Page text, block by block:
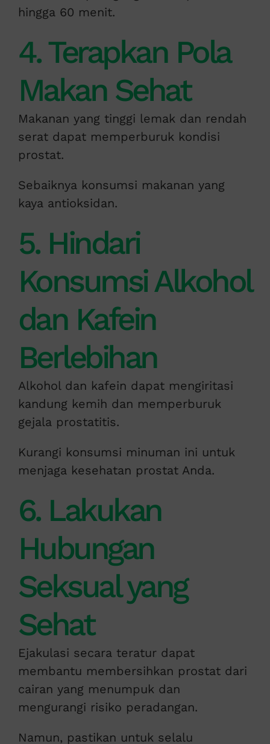
hingga 60 menit.
4. Terapkan Pola
Makan Sehat
Makanan yang tinggi lemak dan rendah
serat dapat memperburuk kondisi
prostat.
Sebaiknya konsumsi makanan yang
kaya antioksidan.
5. Hindari
Konsumsi Alkohol
dan Kafein
Berlebihan
Alkohol dan kafein dapat mengiritasi
kandung kemih dan memperburuk
gejala prostatitis.
Kurangi konsumsi minuman ini untuk
menjaga kesehatan prostat Anda.
6. Lakukan
Hubungan
Seksual yang
Sehat
Ejakulasi secara teratur dapat
membantu membersihkan prostat dari
cairan yang menumpuk dan
mengurangi risiko peradangan.
Namun, pastikan untuk selalu